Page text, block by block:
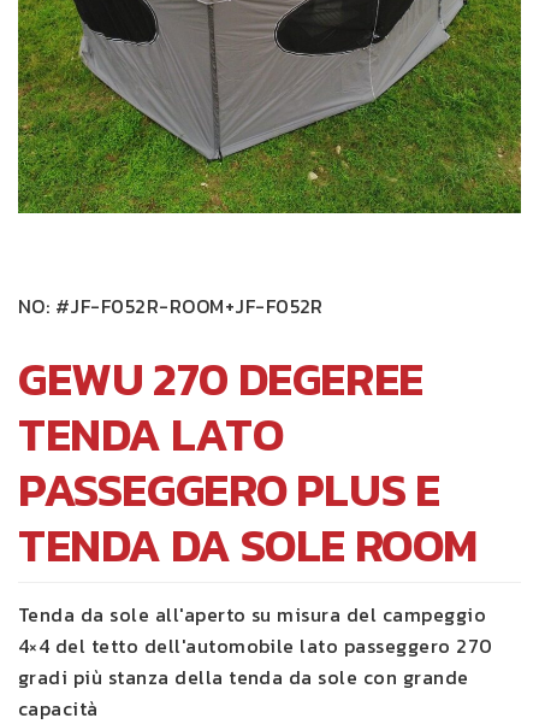
NO: #JF-F052R-ROOM+JF-F052R
GEWU 270 DEGEREE
TENDA LATO
PASSEGGERO PLUS E
TENDA DA SOLE ROOM
Tenda da sole all'aperto su misura del campeggio
4×4 del tetto dell'automobile lato passeggero 270
gradi più stanza della tenda da sole con grande
capacità